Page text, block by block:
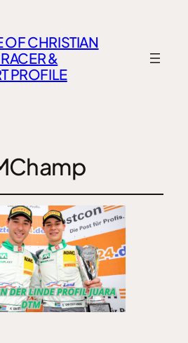
OF CHRISTIAN
&
PROFILE